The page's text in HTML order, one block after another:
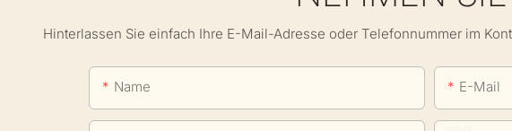
Hinterlassen Sie einfach Ihre E-Mail-Adresse oder Telefonnummer im
Name E-Mail